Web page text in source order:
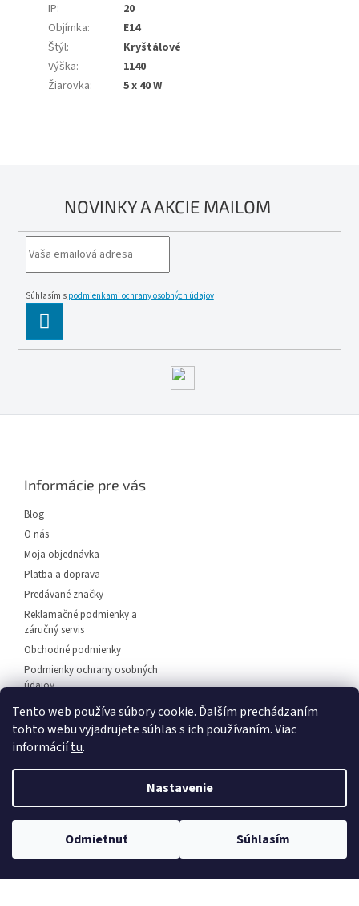
Tento web používa súbory cookie. Ďalším prechádzaním
tohto webu vyjadrujete súhlas s ich používaním. Viac
informáciítu.
Nastavenie
Odmietnuť Súhlasím
, 🛍️osobný odber odborné poradenstvo
IP:
20
Objímka:
E14
Štýl:
Kryštálové
Výška:
1140
Žiarovka: 5 x 40 W
NOVINKY A AKCIE MAILOM
Súhlasím s podmienkami ochrany osobných údajov
SE
Informácie pre vás
Blog
O nás
Moja objednávka
Platba a doprava
Predávané značky
Reklamačné podmienky a
záručný servis
Obchodné podmienky
Podmienky ochrany osobných
údajov
Predajňa svietidiel Dunajská
Streda
Napíšte nám
Copyright 2026EuLux.sk. Všetky práva vyhradené.Upraviť